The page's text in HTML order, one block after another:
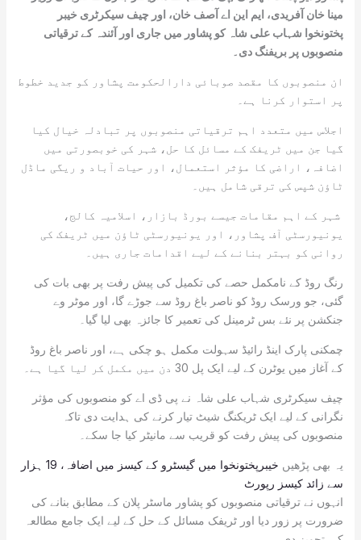
مینا خان آفریدی، ایم این اے آصف خان، اور چیف سیکرٹری خیبر
پختونخوا شہاب علی شاہ کو پشاور میں جاری اور آئندہ کے ترقیاتی
منصوبوں پر بریفنگ دی۔
ان منصوبوں کا مقصد صوبائی دارالحکومت پشاور کو جدید خطوط
پر استوار کرنا ہے۔
اجلاس میں متعدد اہم ترقیاتی منصوبوں پر تبادلہ خیال کیا
گیا جن میں ٹریفک کے مسائل کا حل، شہر کی خوبصورتی میں
اضافہ، اراضی کا مؤثر استعمال، اور حیات آباد و ریگی ماڈل
ٹاؤن شپس کی ترقی شامل ہیں۔
شہر کے اہم مقامات جیسے بورڈ بازار، اسلامیہ کالج،
یونیورسٹی آف پشاور، اور یونیورسٹی ٹاؤن میں ٹریفک کی
روانی کو بہتر بنانے کے لیے اقدامات جاری ہیں۔
رنگ روڈ کے نامکمل حصے کی تکمیل کی پیش رفت پر بھی بات کی
گئی، جو ورسک روڈ کو ناصر باغ روڈ سے جوڑے گا، اور موٹر وے
جنکشن پر نئے بس ٹرمینل کی تعمیر کا جائزہ بھی لیا گیا۔
چمکنی پارک اینڈ رائیڈ سہولت مکمل ہو چکی ہے، اور ناصر باغ روڈ
کے آغاز میں یوٹرن کے لیے ایک پل 30 دن میں مکمل کر لیا گیا ہے۔
چیف سیکرٹری شہاب علی شاہ نے پی ڈی اے کو منصوبوں کی مؤثر
نگرانی کے لیے ایک ٹریکنگ شیٹ تیار کرنے کی ہدایت دی تاکہ
منصوبوں کی پیش رفت کو قریب سے مانیٹر کیا جا سکے۔
یہ بھی پڑھیں
خیبرپختونخوا میں گیسٹرو کے کیسز میں اضافہ، 19 ہزار
سے زائد کیسز رپورٹ
انہوں نے ترقیاتی منصوبوں کو پشاور ماسٹر پلان کے مطابق بنانے کی
ضرورت پر زور دیا اور ٹریفک مسائل کے حل کے لیے ایک جامع مطالعہ